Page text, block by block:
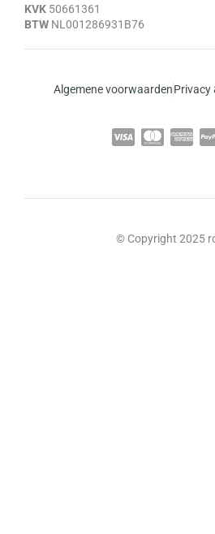
KVK 50661361
BTW NL001286931B76
Algemene voorwaardenPrivacy
© Copyright 2025